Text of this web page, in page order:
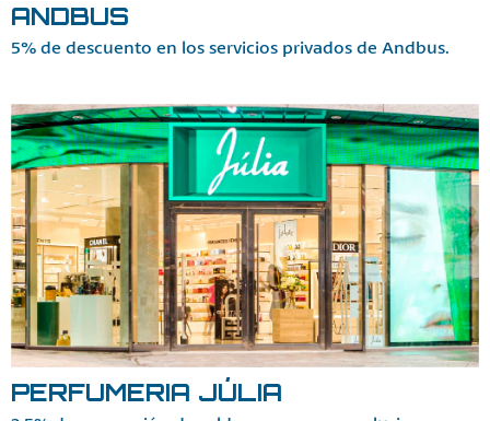
ANDBUS
5% de descuento en los servicios privados de Andbus.
PERFUMERIA JÚLIA